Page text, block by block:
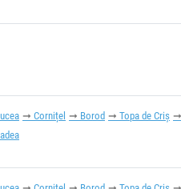
Cornițel Borod Topa de Criș